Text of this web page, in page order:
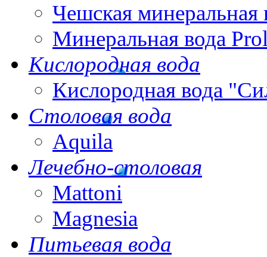
Чешская минеральная
Минеральная вода
Кислородная вода
Кислородная вода
Столовая вода
Aquila
Лечебно-столовая
Mattoni
Magnesia
Питьевая вода